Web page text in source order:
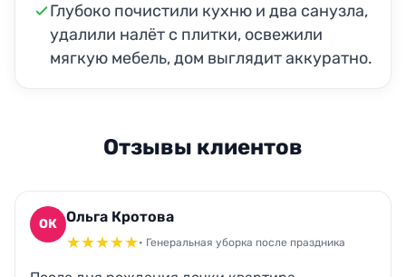
Глубоко почистили кухню и два санузла,
удалили налёт с плитки, освежили
мягкую мебель, дом выглядит аккуратно.
Отзывы клиентов
ОК Ольга Кротова
★★★★★• Генеральная уборка после праздника